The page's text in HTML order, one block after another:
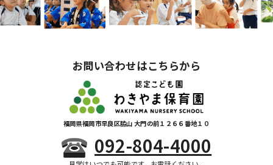
お問い合わせはこちらから
福岡県福岡市早良区脇山 大門の前１２６６番地１０
092-804-4000